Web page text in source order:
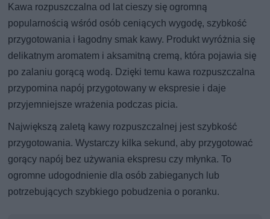
Kawa rozpuszczalna od lat cieszy się ogromną
popularnością wśród osób ceniących wygodę, szybkość
przygotowania i łagodny smak kawy. Produkt wyróżnia się
delikatnym aromatem i aksamitną cremą, która pojawia się
po zalaniu gorącą wodą. Dzięki temu kawa rozpuszczalna
przypomina napój przygotowany w ekspresie i daje
przyjemniejsze wrażenia podczas picia.
Największą zaletą kawy rozpuszczalnej jest szybkość
przygotowania. Wystarczy kilka sekund, aby przygotować
gorący napój bez używania ekspresu czy młynka. To
ogromne udogodnienie dla osób zabieganych lub
potrzebujących szybkiego pobudzenia o poranku.